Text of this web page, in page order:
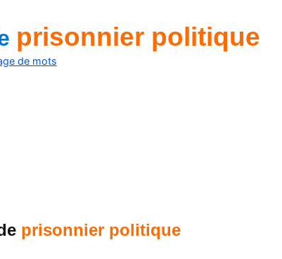
prisonnier politique
de mots
prisonnier politique